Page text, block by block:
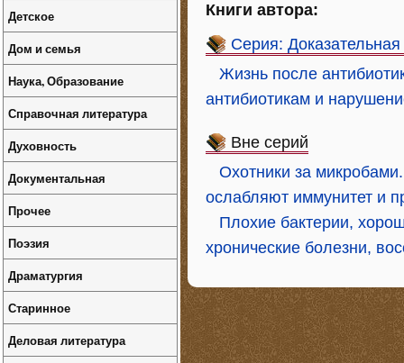
Книги автора:
Серия:
Жизнь после
антибиотикам и
Вне серий
Охотники за
ослабляют иммунитет и
Плохие бактерии,
хронические болезни,
Детское
Дом и семья
Наука, Образование
Справочная литература
Духовность
Документальная
Прочее
Поэзия
Драматургия
Старинное
Деловая литература